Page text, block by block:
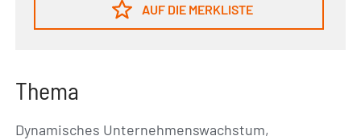
AUF DIE MERKLISTE
Thema
Dynamisches Unternehmenswachstum,